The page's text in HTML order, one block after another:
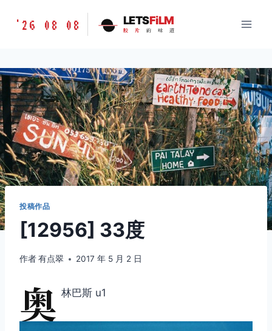
胶
味
道
LETSFILM
'26 08 08 LETSFiLM
胶 片 的 味 道
投稿作品
[12956] 33度
作者有点翠 2017 年 5 月 2 日
奥 林巴斯 u1